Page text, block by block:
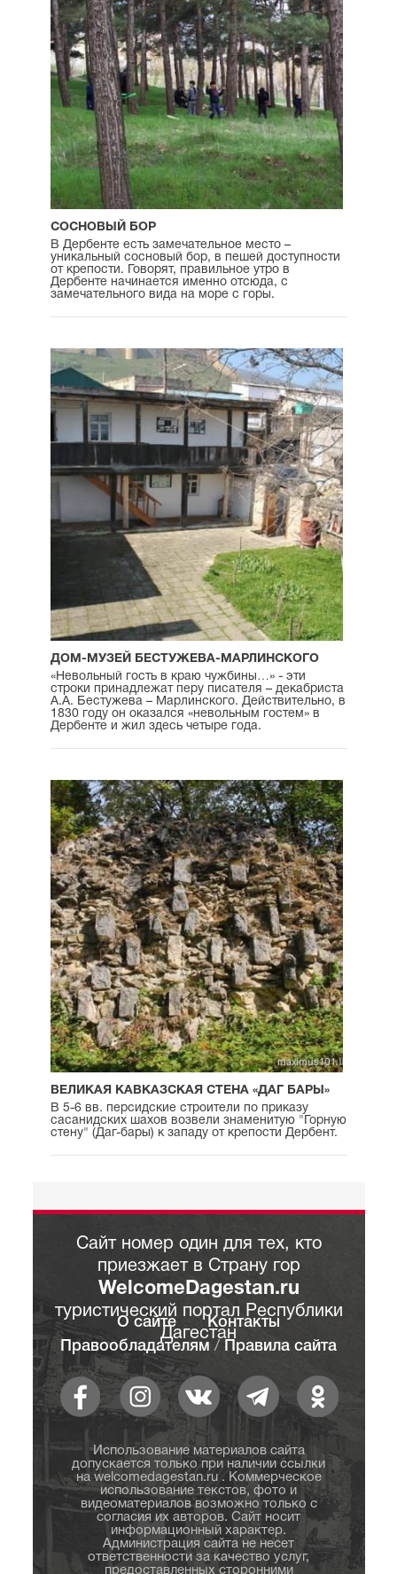
СОСНОВЫЙ БОР
В Дербенте есть замечательное место –
уникальный сосновый бор, в пешей доступности
от крепости. Говорят, правильное утро в
Дербенте начинается именно отсюда, с
замечательного вида на море с горы.
ДОМ-МУЗЕЙ БЕСТУЖЕВА-МАРЛИНСКОГО
«Невольный гость в краю чужбины…» - эти
строки принадлежат перу писателя – декабриста
А.А. Бестужева – Марлинского. Действительно, в
1830 году он оказался «невольным гостем» в
Дербенте и жил здесь четыре года.
ВЕЛИКАЯ КАВКАЗСКАЯ СТЕНА «ДАГ БАРЫ»
В 5-6 вв. персидские строители по приказу
сасанидских шахов возвели знаменитую "Горную
стену" (Даг-бары) к западу от крепости Дербент.
Сайт номер один для тех, кто
приезжает в Страну гор
WelcomeDagestan.ru
туристический портал Республики
Дагестан
О сайте
Контакты
Правообладателям / Правила сайта
Использование материалов сайта
допускается только при наличии ссылки
на welcomedagestan.ru . Коммерческое
использование текстов, фото и
видеоматериалов возможно только с
согласия их авторов. Сайт носит
информационный характер.
Администрация сайта не несет
ответственности за качество услуг,
предоставленных сторонними